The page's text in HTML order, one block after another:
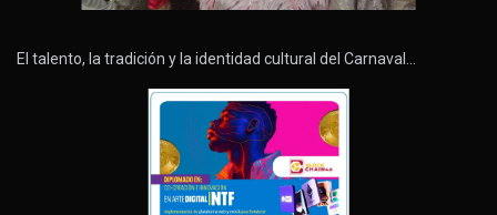
El talento, la tradición y la identidad cultural del Carnaval…